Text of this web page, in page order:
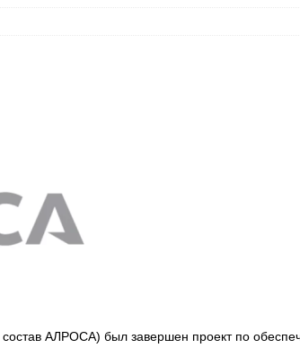
АЛРОСА) был завершен проект по